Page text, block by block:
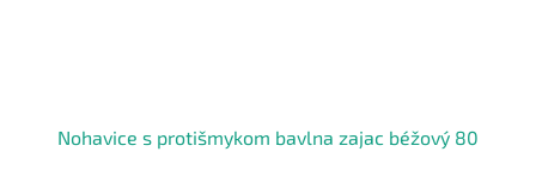
Nohavice s protišmykom bavlna zajac béžový 80